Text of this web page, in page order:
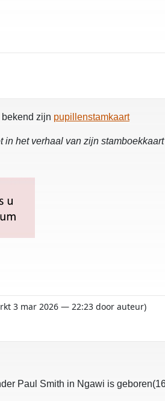
zijn pupillenstamkaart
in het verhaal van zijn stamboekkaart
3 mar 2026 — 22:23 door auteur)
Paul Smith in Ngawi is